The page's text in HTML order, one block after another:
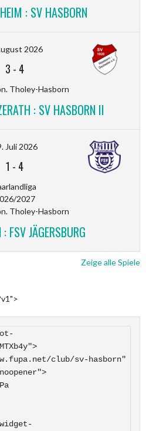
: SV HASBORN
2026
3 - 4
Tholey-Hasborn
: SV HASBORN II
Juli 2026
1 - 4
2027
Tholey-Hasborn
FSV JÄGERSBURG
Zeige alle Spiele